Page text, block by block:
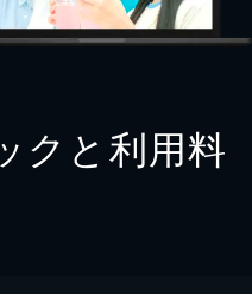
クと利用料